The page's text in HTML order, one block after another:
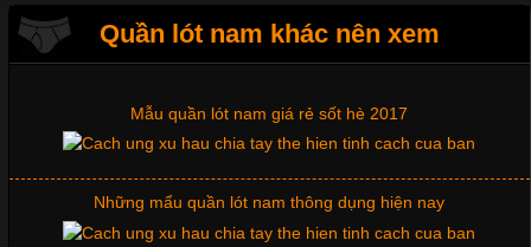
Áo thun là một trong những trang phục phổ biến nhất hiện nay
nhờ tính tiện dụng, dễ phối đồ và phù hợp với nhiều đối tượng.
Quần lót nam khác nên xem
Giặt và bảo quản quần lót nam đúng cách
Mẫu quần lót nam giá rẻ sốt hè 2017
Những mẩu quần lót nam thông dụng hiện nay